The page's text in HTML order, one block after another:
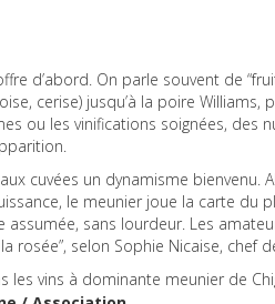
d’abord. On parle souvent de
cerise) jusqu’à la poire
ou les vinifications soignées, des
cuvées un dynamisme bienvenu.
le meunier joue la carte du
assumée, sans lourdeur. Les
rosée”, selon Sophie Nicaise, chef
les vins à dominante meunier de